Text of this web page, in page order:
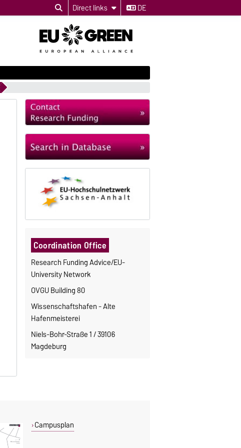
Direct links DE
Coordination Office
Research Funding Advice/EU-
University Network
OVGU Building 80
Wissenschaftshafen - Alte
Hafenmeisterei
Niels-Bohr-Straße 1 / 39106
Magdeburg
Campusplan